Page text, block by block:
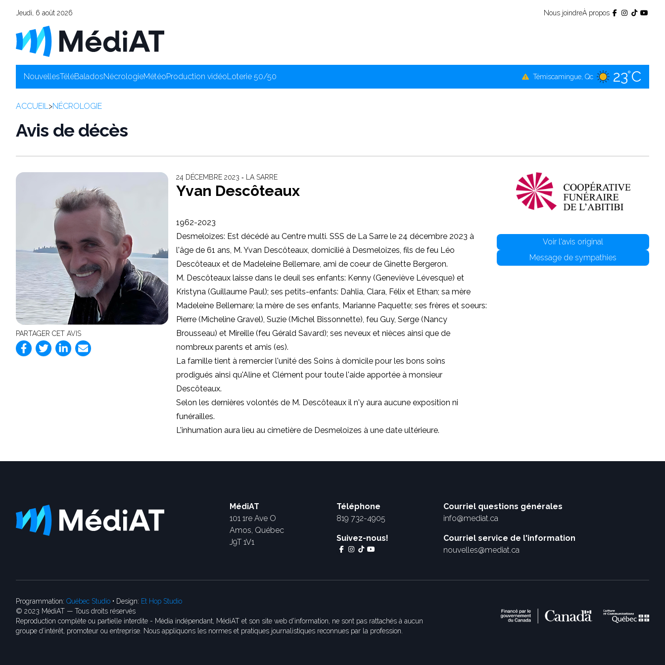
Jeudi, 6 août 2026 Nous joindreÀ propos
NouvellesTéléBaladosNécrologieMétéoProduction vidéoLoterie 50/50 Témiscamingue, Qc 23°C
Amos, Qc 24°C
ACCUEIL>NÉCROLOGIE
Avis de décès
PARTAGER CET AVIS
24 DÉCEMBRE 2023 ‐ LA SARRE
Yvan Descôteaux
1962-2023
Desmeloizes: Est décédé au Centre multi. SSS de La Sarre le 24 décembre 2023 à
l'âge de 61 ans, M. Yvan Descôteaux, domicilié à Desmeloizes, fils de feu Léo
Descôteaux et de Madeleine Bellemare, ami de coeur de Ginette Bergeron.
M. Descôteaux laisse dans le deuil ses enfants: Kenny (Geneviève Lévesque) et
Kristyna (Guillaume Paul); ses petits-enfants: Dahlia, Clara, Félix et Ethan; sa mère
Madeleine Bellemare; la mère de ses enfants, Marianne Paquette; ses frères et soeurs:
Pierre (Micheline Gravel), Suzie (Michel Bissonnette), feu Guy, Serge (Nancy
Brousseau) et Mireille (feu Gérald Savard); ses neveux et nièces ainsi que de
nombreux parents et amis (es).
La famille tient à remercier l'unité des Soins à domicile pour les bons soins
prodigués ainsi qu'Aline et Clément pour toute l'aide apportée à monsieur
Descôteaux.
Selon les dernières volontés de M. Descôteaux il n'y aura aucune exposition ni
funérailles.
L'inhumation aura lieu au cimetière de Desmeloizes à une date ultérieure.
Voir l'avis original
Message de sympathies
MédiAT
101 1re Ave O
Amos, Québec
J9T 1V1
Téléphone
819 732-4905
Suivez-nous!
Courriel questions générales
info@mediat.ca
Courriel service de l'information
nouvelles@mediat.ca
Programmation: Québec Studio • Design: Et Hop Studio
© 2023 MédiAT — Tous droits réservés
Reproduction complète ou partielle interdite - Média indépendant, MédiAT et son site web d'information, ne sont pas rattachés à aucun
groupe d’intérêt, promoteur ou entreprise. Nous appliquons les normes et pratiques journalistiques reconnues par la profession.